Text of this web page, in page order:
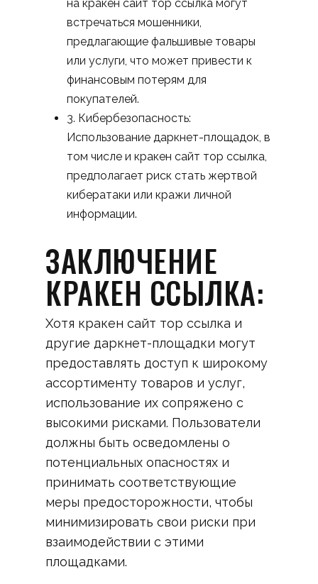
на кракен сайт тор ссылка могут
встречаться мошенники,
предлагающие фальшивые товары
или услуги, что может привести к
финансовым потерям для
покупателей.
3. Кибербезопасность:
Использование даркнет-площадок, в
том числе и кракен сайт тор ссылка,
предполагает риск стать жертвой
кибератаки или кражи личной
информации.
ЗАКЛЮЧЕНИЕ
КРАКЕН ССЫЛКА:
Хотя кракен сайт тор ссылка и
другие даркнет-площадки могут
предоставлять доступ к широкому
ассортименту товаров и услуг,
использование их сопряжено с
высокими рисками. Пользователи
должны быть осведомлены о
потенциальных опасностях и
принимать соответствующие
меры предосторожности, чтобы
минимизировать свои риски при
взаимодействии с этими
площадками.